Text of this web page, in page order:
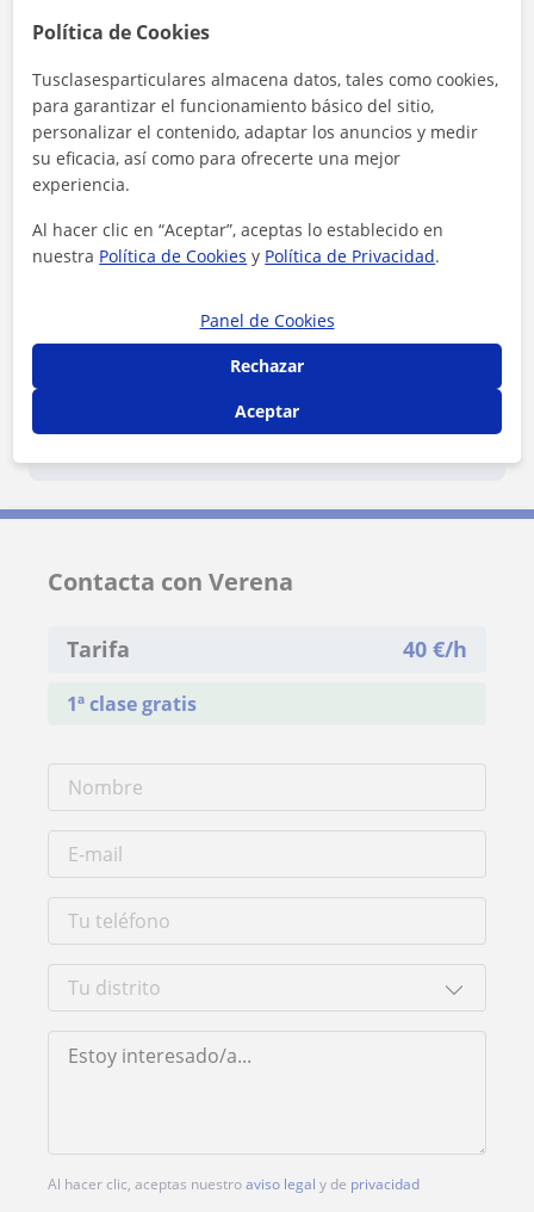
Reconocimientos
Profesor Voluntario
Verena es voluntario en TusClases Solidarias
¿Quieres saber más de Verena?
Datos verificados
★★1 valoraciones
Ver perfil
Contacta con Verena
Tarifa 40 €/h
1ª clase gratis
Al hacer clic, aceptas nuestroaviso legal y de privacidad
Política de Cookies
Tusclasesparticulares almacena datos, tales como cookies,
para garantizar el funcionamiento básico del sitio,
personalizar el contenido, adaptar los anuncios y medir
su eficacia, así como para ofrecerte una mejor
experiencia.
Al hacer clic en “Aceptar”, aceptas lo establecido en
nuestra Política de Cookies y Política de Privacidad.
Panel de Cookies
Rechazar
Aceptar